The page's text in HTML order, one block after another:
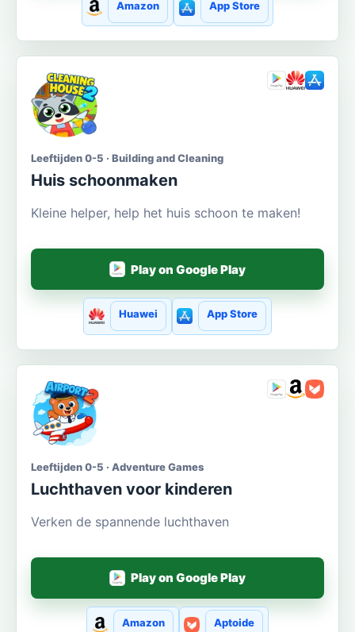
Amazon App Store
Leeftijden 0-5 · Building and Cleaning
Huis schoonmaken
Kleine helper, help het huis schoon te maken!
Play on Google Play
Huawei App Store
Leeftijden 0-5 · Adventure Games
Luchthaven voor kinderen
Verken de spannende luchthaven
Play on Google Play
Amazon Aptoide